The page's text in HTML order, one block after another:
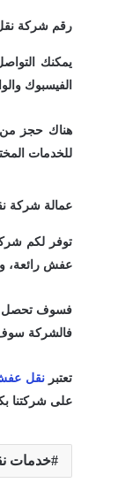
رقم شركة
يمكنك
الفيسبوك
هناك حجز من
للخدمات
عمالة شركة
توفر لكم
عفش رائعة،
فسوف تحصل
فالشركة سوف
تعتبرنقل
على شركتنا
خدمات